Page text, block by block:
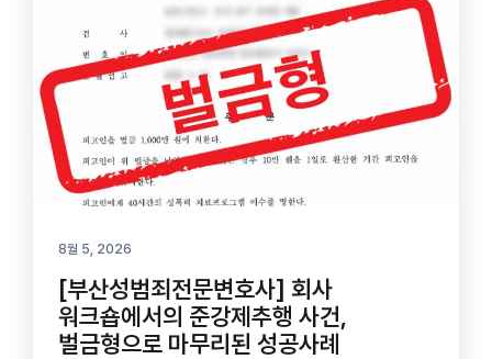
8월 5, 2026
[부산성범죄전문변호사] 회사
워크숍에서의 준강제추행 사건,
벌금형으로 마무리된 성공사례